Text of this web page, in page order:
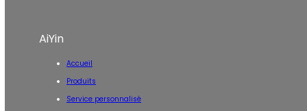
AiYin
Accueil
Produits
Service personnalisé